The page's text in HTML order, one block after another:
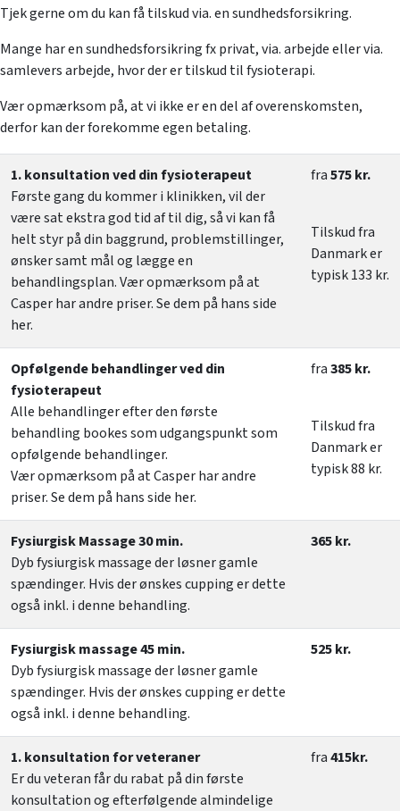
Tjek gerne om du kan få tilskud via. en sundhedsforsikring.
Mange har en sundhedsforsikring fx privat, via. arbejde eller via.
samlevers arbejde, hvor der er tilskud til fysioterapi.
Vær opmærksom på, at vi ikke er en del af overenskomsten,
derfor kan der forekomme egen betaling.
1. konsultation ved din fysioterapeut
Første gang du kommer i klinikken, vil der
være sat ekstra god tid af til dig, så vi kan få
helt styr på din baggrund, problemstillinger,
ønsker samt mål og lægge en
behandlingsplan. Vær opmærksom på at
Casper har andre priser. Se dem på hans side
her.
fra575 kr.
Tilskud fra
Danmark er
typisk 133 kr.
Opfølgende behandlinger ved din
fysioterapeut
Alle behandlinger efter den første
behandling bookes som udgangspunkt som
opfølgende behandlinger.
Vær opmærksom på at Casper har andre
priser. Se dem på hans side her.
fra385 kr.
Tilskud fra
Danmark er
typisk 88 kr.
Fysiurgisk Massage 30 min.
Dyb fysiurgisk massage der løsner gamle
spændinger. Hvis der ønskes cupping er dette
også inkl. i denne behandling.
365 kr.
Fysiurgisk massage 45 min.
Dyb fysiurgisk massage der løsner gamle
spændinger. Hvis der ønskes cupping er dette
også inkl. i denne behandling.
525 kr.
1. konsultation for veteraner
Er du veteran får du rabat på din første
konsultation og efterfølgende almindelige
fra415kr.